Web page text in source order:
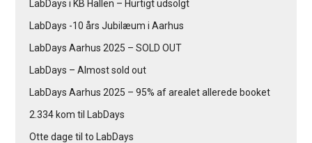
LabDays i KB Hallen – Hurtigt udsolgt
LabDays -10 års Jubilæum i Aarhus
LabDays Aarhus 2025 – SOLD OUT
LabDays – Almost sold out
LabDays Aarhus 2025 – 95% af arealet allerede booket
2.334 kom til LabDays
Otte dage til to LabDays